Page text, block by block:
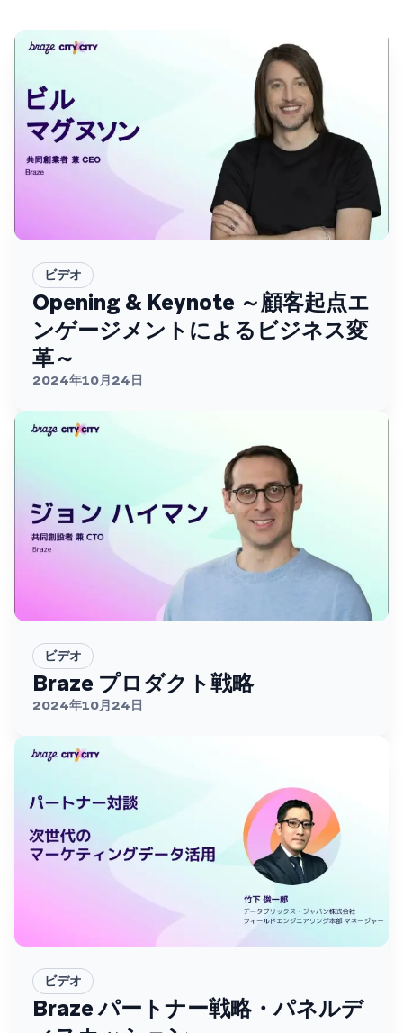
ビデオ
Opening & Keynote ～顧客起点エ
ンゲージメントによるビジネス変
革～
2024年10月24日
ビデオ
Braze プロダクト戦略
2024年10月24日
ビデオ
Braze パートナー戦略・パネルデ